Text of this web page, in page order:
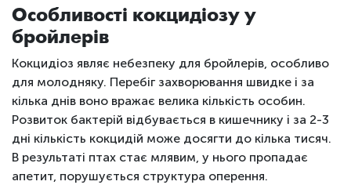
Особливості кокцидіозу у
бройлерів
Кокцидіоз являє небезпеку для бройлерів, особливо
для молодняку. Перебіг захворювання швидке і за
кілька днів воно вражає велика кількість особин.
Розвиток бактерій відбувається в кишечнику і за 2-3
дні кількість кокцидій може досягти до кілька тисяч.
В результаті птах стає млявим, у нього пропадає
апетит, порушується структура оперення.